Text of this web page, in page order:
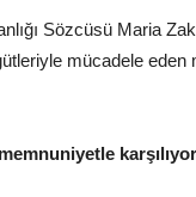
Sözcüsü Maria
mücadele